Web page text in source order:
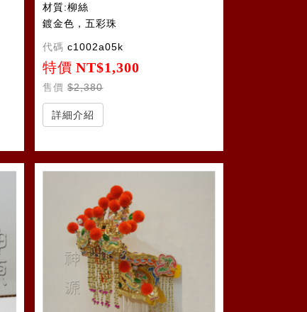
材質:柳絲
鍍金色，五彩珠
代碼 c1002a05k
特價 NT$1,300
售價 $2,380
詳細介紹